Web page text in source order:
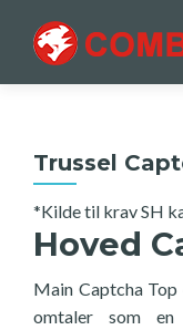
Trussel
*Kilde til krav SH
Hoved
Main Captcha
omtaler som en